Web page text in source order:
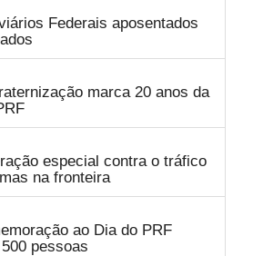
Federais aposentados
marca 20 anos da
especial contra o tráfico
na fronteira
ao Dia do PRF
pessoas